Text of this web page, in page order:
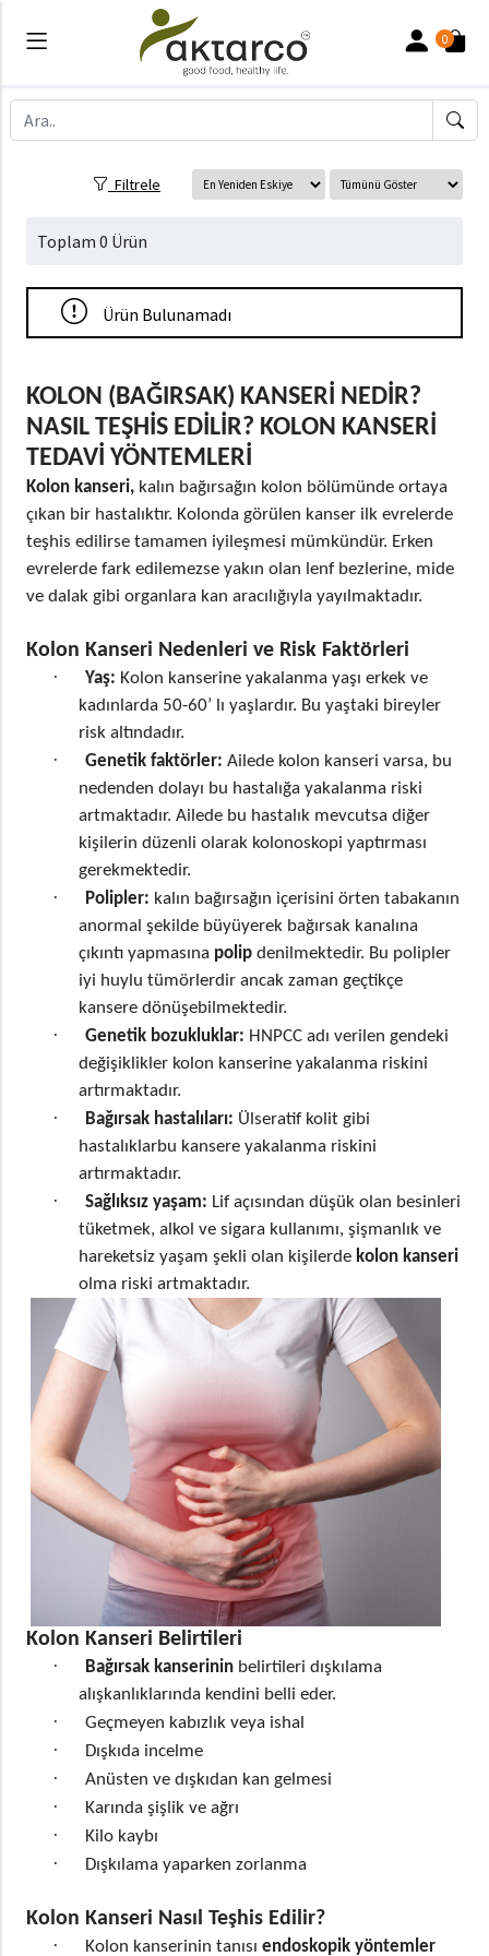
0
Filtrele
Toplam 0 Ürün
Ürün Bulunamadı
KOLON (BAĞIRSAK) KANSERİ NEDİR?
NASIL TEŞHİS EDİLİR? KOLON KANSERİ
TEDAVİ YÖNTEMLERİ
Kolon kanseri, kalın bağırsağın kolon bölümünde ortaya
çıkan bir hastalıktır. Kolonda görülen kanser ilk evrelerde
teşhis edilirse tamamen iyileşmesi mümkündür. Erken
evrelerde fark edilemezse yakın olan lenf bezlerine, mide
ve dalak gibi organlara kan aracılığıyla yayılmaktadır.
Kolon Kanseri Nedenleri ve Risk Faktörleri
· Yaş: Kolon kanserine yakalanma yaşı erkek ve
kadınlarda 50-60’ lı yaşlardır. Bu yaştaki bireyler
risk altındadır.
· Genetik faktörler: Ailede kolon kanseri varsa, bu
nedenden dolayı bu hastalığa yakalanma riski
artmaktadır. Ailede bu hastalık mevcutsa diğer
kişilerin düzenli olarak kolonoskopi yaptırması
gerekmektedir.
· Polipler: kalın bağırsağın içerisini örten tabakanın
anormal şekilde büyüyerek bağırsak kanalına
çıkıntı yapmasına polip denilmektedir. Bu polipler
iyi huylu tümörlerdir ancak zaman geçtikçe
kansere dönüşebilmektedir.
· Genetik bozukluklar: HNPCC adı verilen gendeki
değişiklikler kolon kanserine yakalanma riskini
artırmaktadır.
· Bağırsak hastalıları: Ülseratif kolit gibi
hastalıklarbu kansere yakalanma riskini
artırmaktadır.
· Sağlıksız yaşam: Lif açısından düşük olan besinleri
tüketmek, alkol ve sigara kullanımı, şişmanlık ve
hareketsiz yaşam şekli olan kişilerde kolon kanseri
olma riski artmaktadır.
Kolon Kanseri Belirtileri
· Bağırsak kanserinin belirtileri dışkılama
alışkanlıklarında kendini belli eder.
· Geçmeyen kabızlık veya ishal
· Dışkıda incelme
· Anüsten ve dışkıdan kan gelmesi
· Karında şişlik ve ağrı
· Kilo kaybı
· Dışkılama yaparken zorlanma
Kolon Kanseri Nasıl Teşhis Edilir?
· Kolon kanserinin tanısı endoskopik yöntemler